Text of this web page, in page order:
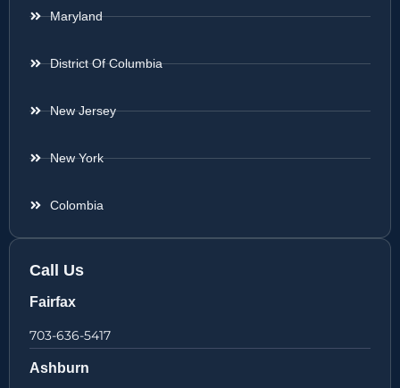
Maryland
District Of Columbia
New Jersey
New York
Colombia
Call Us
Fairfax
703-636-5417
Ashburn